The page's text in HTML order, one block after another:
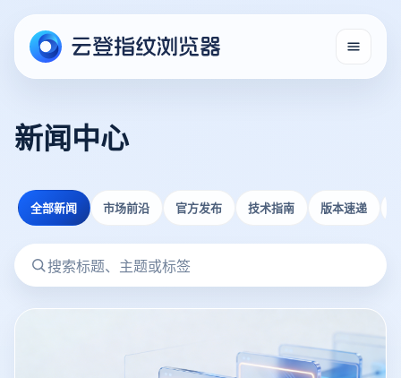
新闻中心
全部新闻 市场前沿 官方发布 技术指南 版本速递